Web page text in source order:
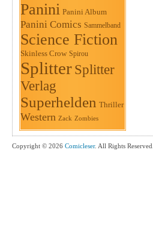
Panini Panini Album
Panini Comics Sammelband
Science Fiction
Skinless Crow Spirou
Splitter Splitter
Verlag
Superhelden Thriller
Western Zack Zombies
Copyright © 2026 Comicleser. All Rights Reserved.